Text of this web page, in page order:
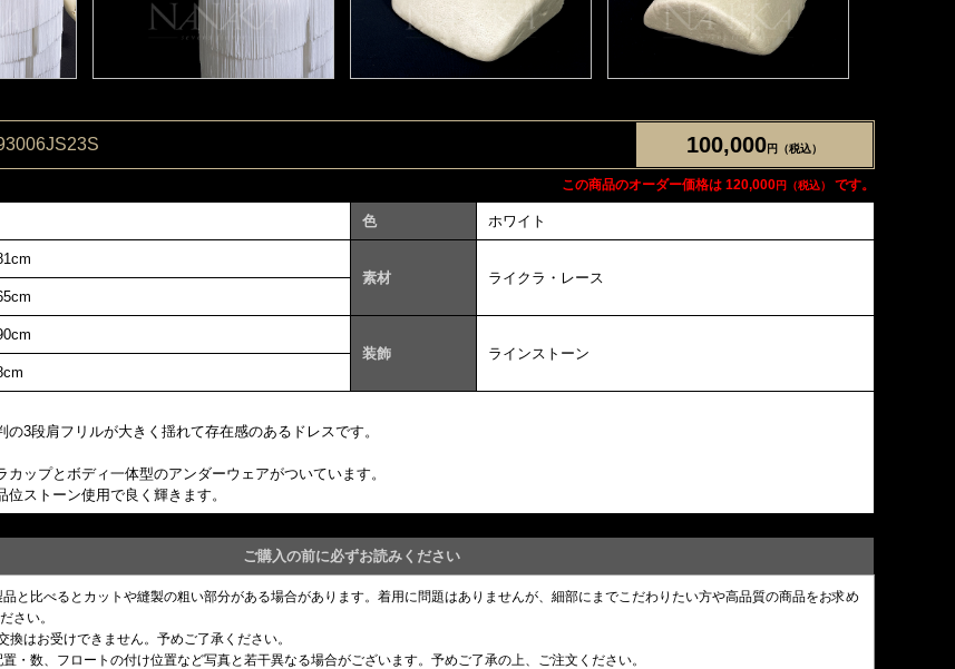
100,000円（税込）
この商品のオーダー価格は 120,000円（税込） です。
色 ホワイト
素材
ライクラ・レース
装飾
ラインストーン
の3段肩フリルが大きく揺れて存在感のあるドレスです。
カップとボディ一体型のアンダーウェアがついています。
位ストーン使用で良く輝きます。
ご購入の前に必ずお読みください
と比べるとカットや縫製の粗い部分がある場合があります。着用に問題はありませんが、細部にまでこだわりたい方や高品質の商品をお求め
さい。
はお受けできません。予めご了承ください。
・数、フロートの付け位置など写真と若干異なる場合がございます。予めご了承の上、ご注文ください。